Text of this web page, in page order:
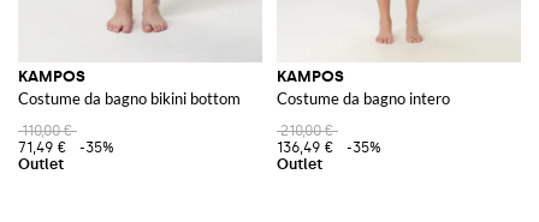
KAMPOS
Costume da bagno bikini bottom
110,00 €
71,49 €
-35%
KAMPOS
Costume da bagno intero
210,00 €
136,49 €
-35%